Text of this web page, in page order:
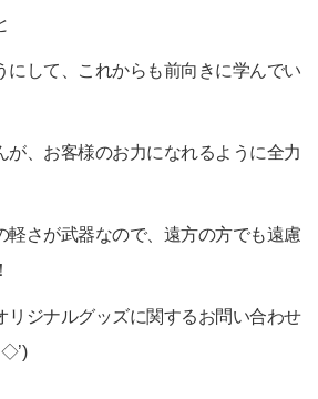
にして、これからも前向きに学んでい
が、お客様のお力になれるように全力
軽さが武器なので、遠方の方でも遠慮
リジナルグッズに関するお問い合わせ
ゞ